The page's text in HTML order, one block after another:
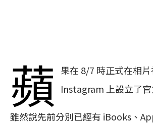
蘋
果在 8/7 時正式在相
Instagram 上設立了官
雖然說先前分別已經有 iBooks、